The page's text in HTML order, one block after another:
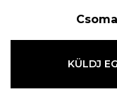
KÜLDJ